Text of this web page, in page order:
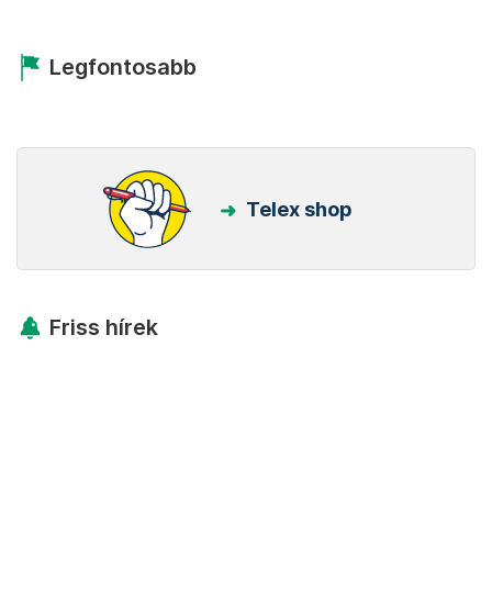
Legfontosabb
Telex shop
Friss hírek